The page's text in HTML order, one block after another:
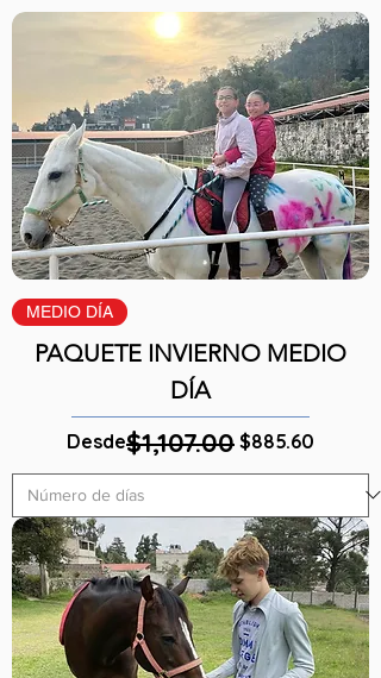
MEDIO DÍA
PAQUETE INVIERNO MEDIO
DÍA
Desde
Precio$1,107.00 $885.60
Precio de oferta